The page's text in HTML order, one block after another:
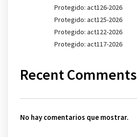
Protegido: act126-2026
Protegido: act125-2026
Protegido: act122-2026
Protegido: act117-2026
Recent Comments
No hay comentarios que mostrar.